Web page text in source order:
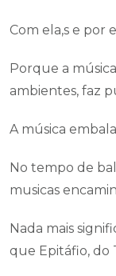
Com ela,s e por
Porque a
ambientes, faz
A música
No tempo de
musicas
Nada mais
que Epitáfio, do